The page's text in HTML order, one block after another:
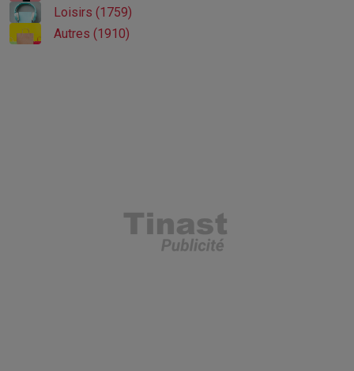
Loisirs (1759)
Autres (1910)